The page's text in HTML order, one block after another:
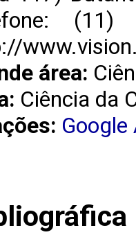
(11)
área:
Ciência da